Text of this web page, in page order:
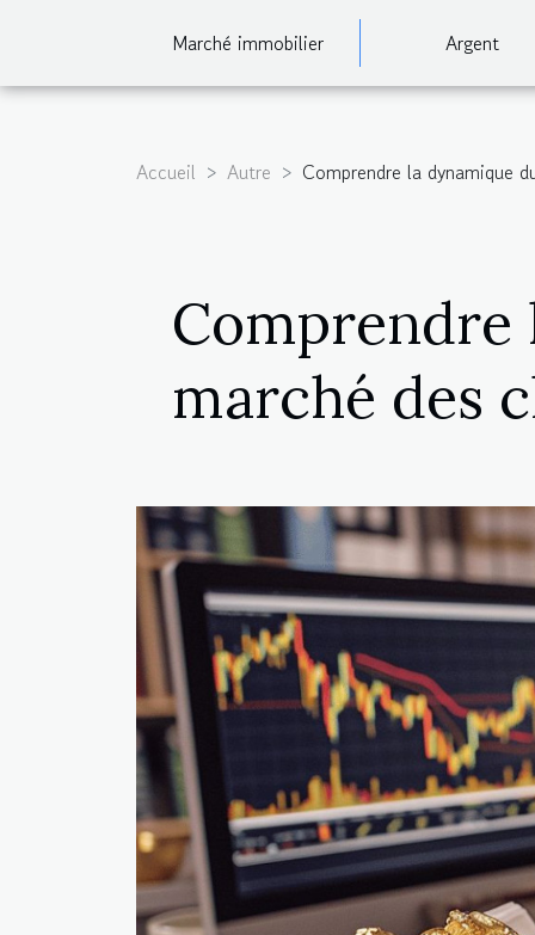
Marché immobilier Argent
Accueil Autre Comprendre la dynamique
Comprendre
marché des